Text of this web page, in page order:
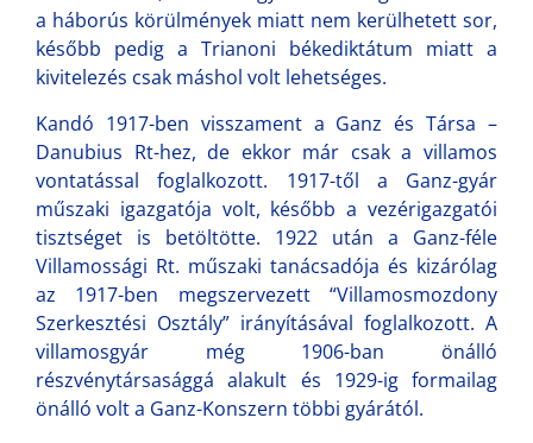
a háborús körülmények miatt nem kerülhetett sor,
később pedig a Trianoni békediktátum miatt a
kivitelezés csak máshol volt lehetséges.
Kandó 1917-ben visszament a Ganz és Társa –
Danubius Rt-hez, de ekkor már csak a villamos
vontatással foglalkozott. 1917-től a Ganz-gyár
műszaki igazgatója volt, később a vezérigazgatói
tisztséget is betöltötte. 1922 után a Ganz-féle
Villamossági Rt. műszaki tanácsadója és kizárólag
az 1917-ben megszervezett “Villamosmozdony
Szerkesztési Osztály” irányításával foglalkozott. A
villamosgyár még 1906-ban önálló
részvénytársasággá alakult és 1929-ig formailag
önálló volt a Ganz-Konszern többi gyárától.